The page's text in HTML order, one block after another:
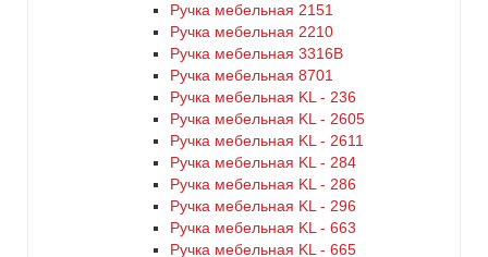
Ручка мебельная 2151
Ручка мебельная 2210
Ручка мебельная 3316B
Ручка мебельная 8701
Ручка мебельная KL - 236
Ручка мебельная KL - 2605
Ручка мебельная KL - 2611
Ручка мебельная KL - 284
Ручка мебельная KL - 286
Ручка мебельная KL - 296
Ручка мебельная KL - 663
Ручка мебельная KL - 665